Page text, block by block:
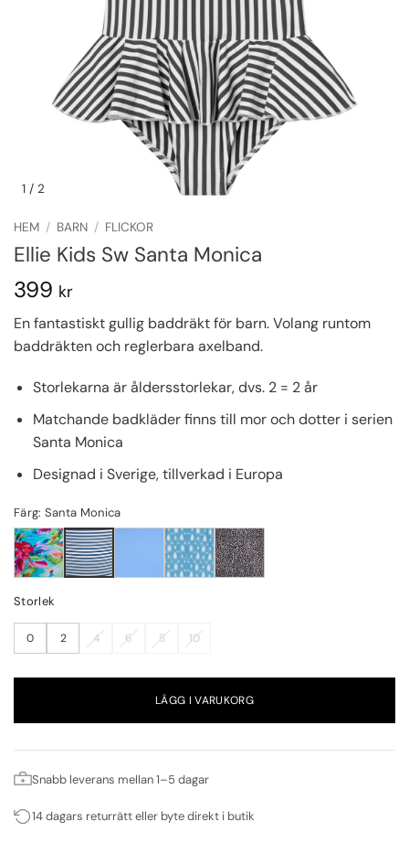
1 / 2
HEM / BARN / FLICKOR
Ellie Kids Sw Santa Monica
399 kr
En fantastiskt gullig baddräkt för barn. Volang runtom
baddräkten och reglerbara axelband.
Storlekarna är åldersstorlekar, dvs. 2 = 2 år
Matchande badkläder finns till mor och dotter i serien
Santa Monica
Designad i Sverige, tillverkad i Europa
Färg: Santa Monica
Storlek
0 2 4 6 8 10
LÄGG I VARUKORG
Snabb leverans mellan 1–5 dagar
14 dagars returrätt eller byte direkt i butik